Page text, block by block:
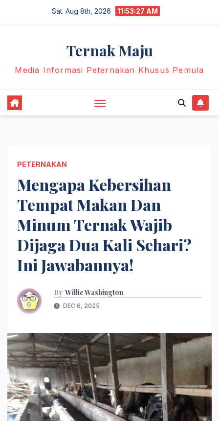
Sat. Aug 8th, 2026 11:53:28 AM
Ternak Maju
Media Informasi Peternakan Khusus Pemula
PETERNAKAN
Mengapa Kebersihan
Tempat Makan Dan
Minum Ternak Wajib
Dijaga Dua Kali Sehari?
Ini Jawabannya!
By Willie Washington
DEC 6, 2025